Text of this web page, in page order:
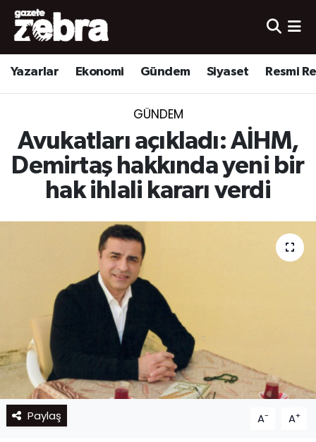
Yazarlar Ekonomi Gündem Siyaset Resmi
GÜNDEM
Avukatları açıkladı: AİHM,
Demirtaş hakkında yeni bir
hak ihlali kararı verdi
Paylaş A- A+
Yazarlar
Ekonomi
Yerel
Spor
Nöbetçi Eczaneler
Hava Durumu
Süper Lig Puan Durumu ve Fikstür
Tüm Manşetler
Son Dakika Haberleri
Haber Arşivi